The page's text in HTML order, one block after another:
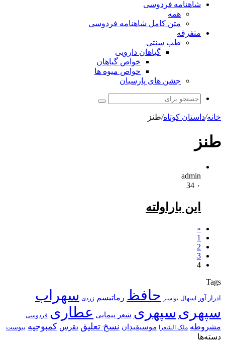
شاهنامه فردوسی
همه
متن کامل شاهنامه فردوسی
متفرقه
طب سنتی
گیاهان دارویی
خواص گیاهان
خواص میوه ها
جشن های پارسیان
جستجو
خانه/داستان کوتاه/طنز
طنز
admin
۰
این باراولته
«
1
2
3
4
Tags
ادرار آور اسهال بواسیر حافظ رماتیسم زردی سهراب
سپهری سپهری شعر نیمایی عطاری فردوسی
مشروطه ملک الشعرا موسیقیدان نسخ تعلیق نقرس کمبوجیه یبوست
دسته‌ها